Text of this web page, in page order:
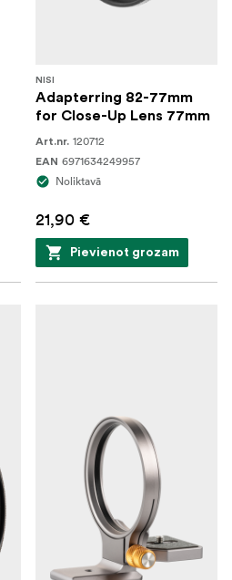
NISI
Adapterring 82-77mm
for Close-Up Lens 77mm
Art.nr. 120712
EAN 6971634249957
Noliktavā
21,90 €
Pievienot grozam